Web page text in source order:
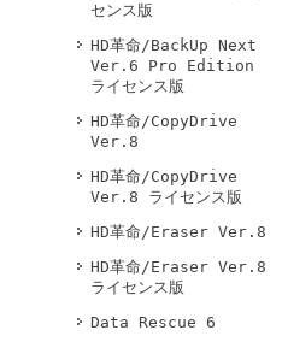
センス版
HD革命/BackUp Next
Ver.6 Pro Edition
ライセンス版
HD革命/CopyDrive
Ver.8
HD革命/CopyDrive
Ver.8 ライセンス版
HD革命/Eraser Ver.8
HD革命/Eraser Ver.8
ライセンス版
Data Rescue 6